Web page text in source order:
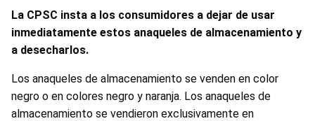
La CPSC insta a los consumidores a dejar de usar
inmediatamente estos anaqueles de almacenamiento y
a desecharlos.
Los anaqueles de almacenamiento se venden en color
negro o en colores negro y naranja. Los anaqueles de
almacenamiento se vendieron exclusivamente en